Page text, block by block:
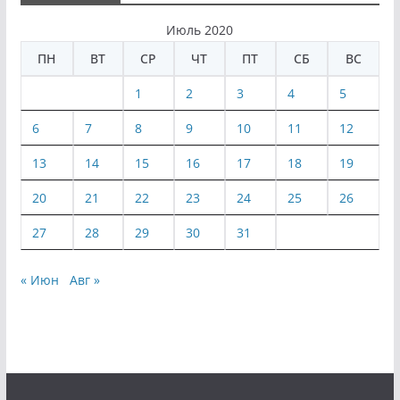
Июль 2020
ПН
ВТ СР ЧТ ПТ СБ ВС
1 2 3 4 5
6 7 8 9 10 11 12
13 14 15 16 17 18 19
20 21 22 23 24 25 26
27 28 29 30 31
« Июн Авг »